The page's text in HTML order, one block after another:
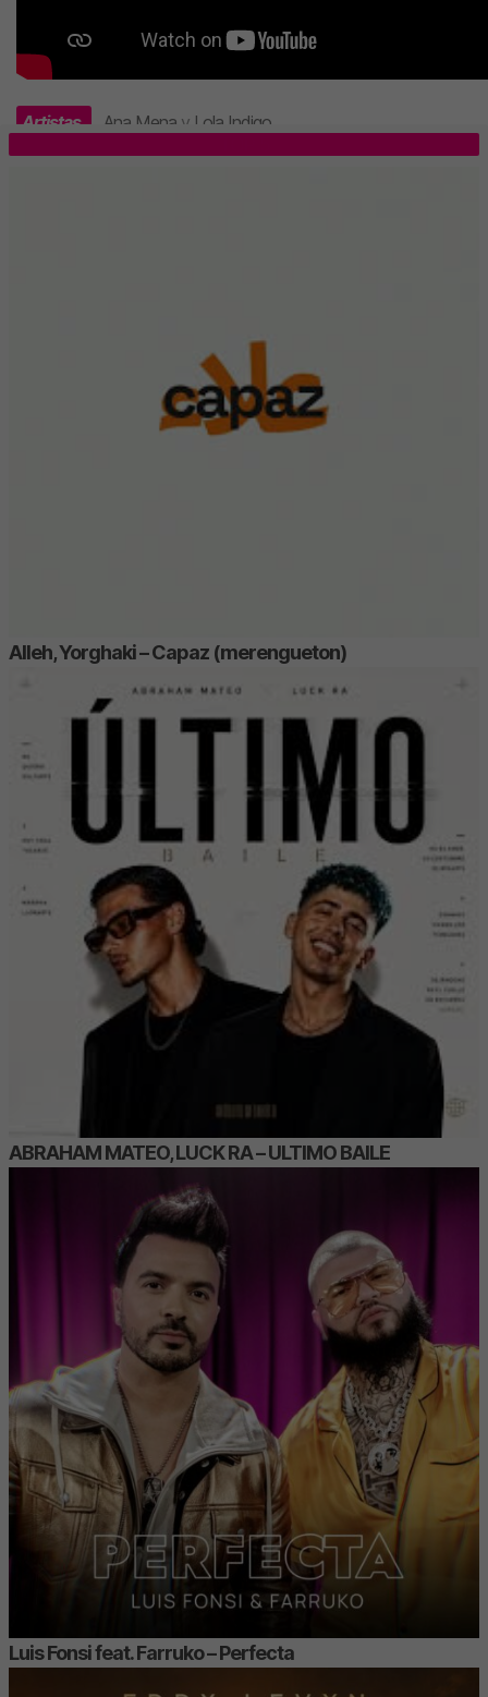
Artistas Ana Mena y Lola Indigo
Alleh, Yorghaki – Capaz (merengueton)
ABRAHAM MATEO, LUCK RA – ULTIMO BAILE
Luis Fonsi feat. Farruko – Perfecta